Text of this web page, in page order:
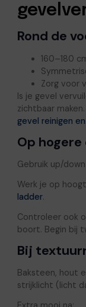
Rond de
160–180
Zorg voor
Is je gevel
zichtbaar
gevel reinigen
Op hogere
Gebruik up/
Werk je op
ladder.
Controleer ook
boort. Begin bij
Bij
Baksteen, hout
strijklicht (licht